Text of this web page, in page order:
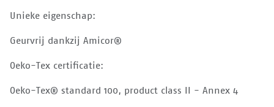
Unieke eigenschap:
Geurvrij dankzij Amicor®
Oeko-Tex certificatie:
Oeko-Tex® standard 100, product class II - Annex 4